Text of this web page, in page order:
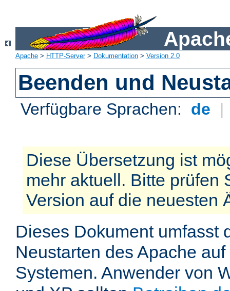
Apache > HTTP-Server> Dokumentation > Version 2.0
Beenden und
Verfügbare Sprachen: de |
Diese Übersetzung ist
mehr aktuell. Bitte prüfen
Version auf die neuesten
Dieses Dokument umfasst
Neustarten des Apache
Systemen. Anwender von